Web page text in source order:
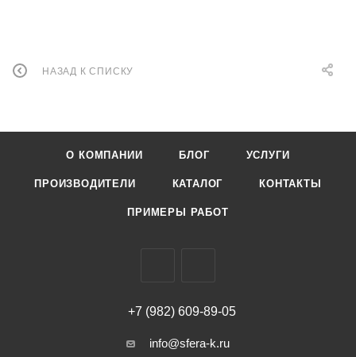
НАЗАД К СПИСКУ
О КОМПАНИИ БЛОГ УСЛУГИ
ПРОИЗВОДИТЕЛИ КАТАЛОГ КОНТАКТЫ
ПРИМЕРЫ РАБОТ
+7 (982) 609-89-05
info@sfera-k.ru